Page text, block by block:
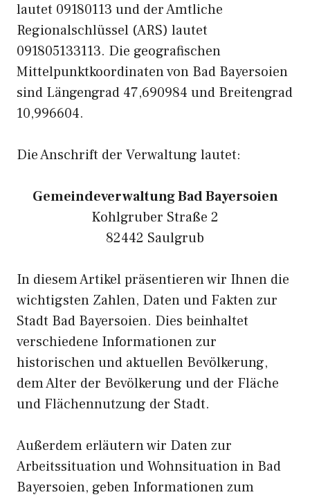
lautet 09180113 und der Amtliche
Regionalschlüssel (ARS) lautet
091805133113. Die geografischen
Mittelpunktkoordinaten von Bad Bayersoien
sind Längengrad 47,690984 und Breitengrad
10,996604.
Die Anschrift der Verwaltung lautet:
Gemeindeverwaltung Bad Bayersoien
Kohlgruber Straße 2
82442 Saulgrub
In diesem Artikel präsentieren wir Ihnen die
wichtigsten Zahlen, Daten und Fakten zur
Stadt Bad Bayersoien. Dies beinhaltet
verschiedene Informationen zur
historischen und aktuellen Bevölkerung,
dem Alter der Bevölkerung und der Fläche
und Flächennutzung der Stadt.
Außerdem erläutern wir Daten zur
Arbeitssituation und Wohnsituation in Bad
Bayersoien, geben Informationen zum